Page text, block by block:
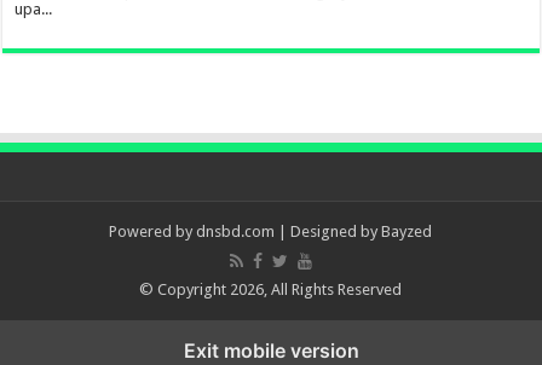
upa...
Powered by dnsbd.com | Designed byBayzed
© Copyright 2026, All Rights Reserved
Exit mobile version